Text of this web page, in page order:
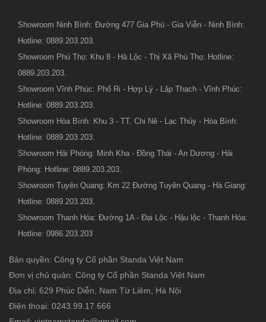
Showroom Ninh Bình: Đường 477 Gia Phú - Gia Viễn - Ninh Bình:
Hotline: 0889.203.203.
Showroom Phú Thọ: Khu 8 - Hà Lộc - Thị Xã Phú Thọ: Hotline:
0889.203.203.
Showroom Vĩnh Phúc: Phố Ri - Hợp Lý - Lập Thạch - Vĩnh Phúc:
Hotline: 0889.203.203.
Showroom Hòa Bình: Khu 3 - TT. Chi Nê - Lạc Thủy - Hòa Bình:
Hotline: 0889.203.203.
Showroom Hải Phòng: Minh Kha - Đồng Thái - An Dương - Hải
Phòng: Hotline: 0889.203.203.
Showroom Tuyên Quang: Km 22 Đường Tuyên Quang - Hà Giang:
Hotline: 0889.203.203.
Showroom Thanh Hóa: Đường 1A - Đại Lộc - Hậu lộc - Thanh Hóa:
Hotline: 0986.203.203
Bản quyền: Công ty Cổ phần Standa Việt Nam
Đơn vị chủ quản: Công ty Cổ phần Standa Việt Nam
Địa chỉ: 629 Phúc Diễn, Nam Từ Liêm, Hà Nội
Điện thoại: 0243.99.17.666